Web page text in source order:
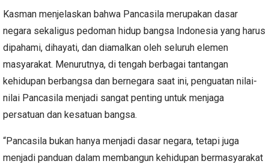
Kasman menjelaskan bahwa Pancasila merupakan dasar
negara sekaligus pedoman hidup bangsa Indonesia yang harus
dipahami, dihayati, dan diamalkan oleh seluruh elemen
masyarakat. Menurutnya, di tengah berbagai tantangan
kehidupan berbangsa dan bernegara saat ini, penguatan nilai-
nilai Pancasila menjadi sangat penting untuk menjaga
persatuan dan kesatuan bangsa.
“Pancasila bukan hanya menjadi dasar negara, tetapi juga
menjadi panduan dalam membangun kehidupan bermasyarakat